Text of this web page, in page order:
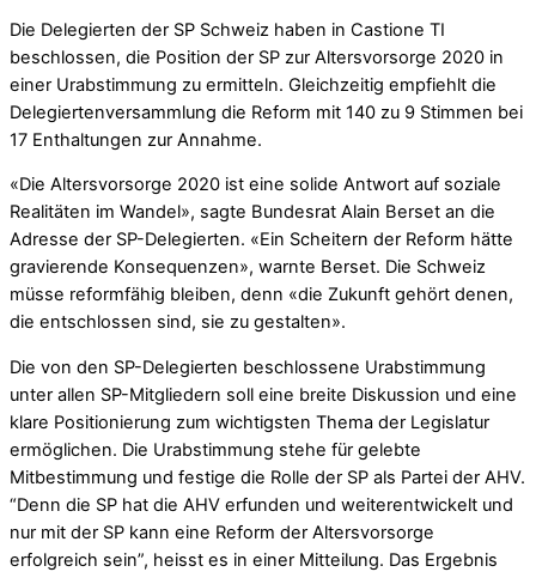
Die Delegierten der SP Schweiz haben in Castione TI
beschlossen, die Position der SP zur Altersvorsorge 2020 in
einer Urabstimmung zu ermitteln. Gleichzeitig empfiehlt die
Delegiertenversammlung die Reform mit 140 zu 9 Stimmen bei
17 Enthaltungen zur Annahme.
«Die Altersvorsorge 2020 ist eine solide Antwort auf soziale
Realitäten im Wandel», sagte Bundesrat Alain Berset an die
Adresse der SP-Delegierten. «Ein Scheitern der Reform hätte
gravierende Konsequenzen», warnte Berset. Die Schweiz
müsse reformfähig bleiben, denn «die Zukunft gehört denen,
die entschlossen sind, sie zu gestalten».
Die von den SP-Delegierten beschlossene Urabstimmung
unter allen SP-Mitgliedern soll eine breite Diskussion und eine
klare Positionierung zum wichtigsten Thema der Legislatur
ermöglichen. Die Urabstimmung stehe für gelebte
Mitbestimmung und festige die Rolle der SP als Partei der AHV.
“Denn die SP hat die AHV erfunden und weiterentwickelt und
nur mit der SP kann eine Reform der Altersvorsorge
erfolgreich sein”, heisst es in einer Mitteilung. Das Ergebnis